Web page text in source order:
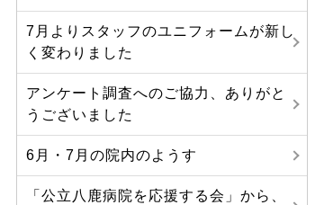
7月よりスタッフのユニフォームが新し
く変わりました
アンケート調査へのご協力、ありがと
うございました
6月・7月の院内のようす
「公立八鹿病院を応援する会」から、